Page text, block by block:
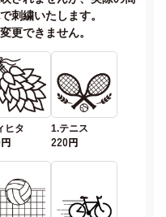
刺繍いたします。
更できません。
ヒタ 1.テニス
220円